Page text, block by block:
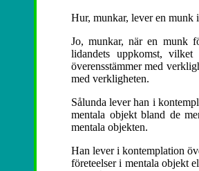
Hur, munkar, lever en munk
Jo, munkar, när en munk
lidandets uppkomst, vilket
överensstämmer med
med verkligheten.
Sålunda lever han i
mentala objekt bland de
mentala objekten.
Han lever i kontemplation
företeelser i mentala objekt